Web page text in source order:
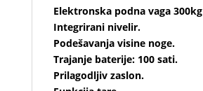
Elektronska podna vaga 300kg
Integrirani nivelir.
Podešavanja visine noge.
Trajanje baterije: 100 sati.
Prilagodljiv zaslon.